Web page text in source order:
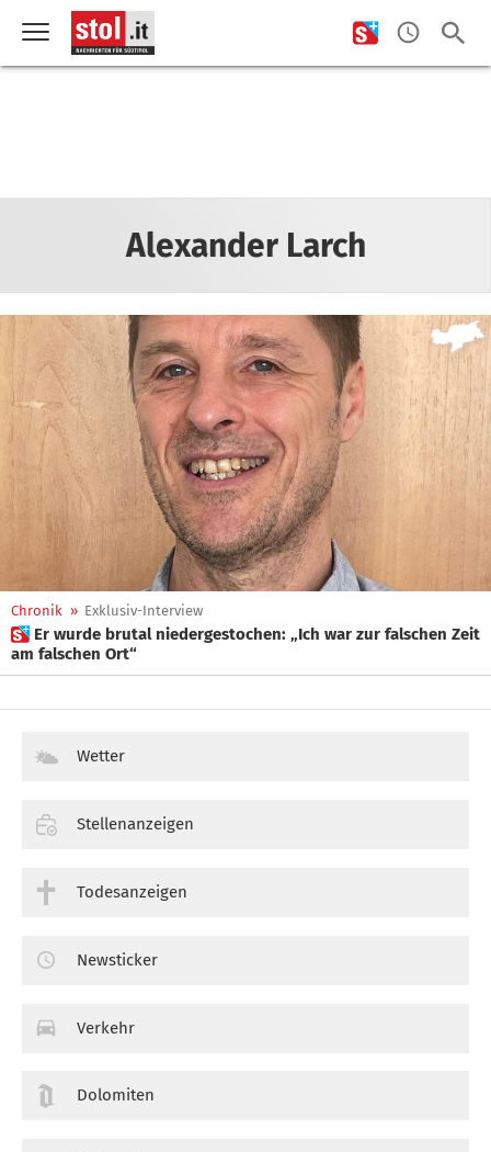
Alexander Larch
Chronik » Exklusiv-Interview
 Er wurde brutal niedergestochen: „Ich war zur falschen Zeit
am falschen Ort“
Wetter
Stellenanzeigen
Todesanzeigen
Newsticker
Verkehr
Dolomiten